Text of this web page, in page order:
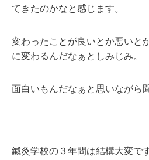
てきたのかなと感じます。
変わったことが良いとか悪いと
に変わるんだなぁとしみじみ。
面白いもんだなぁと思いながら
鍼灸学校の３年間は結構大変です